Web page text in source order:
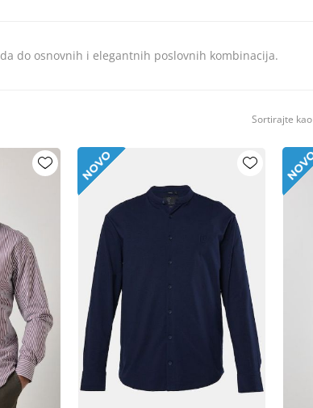
do osnovnih i elegantnih poslovnih kombinacija.
Sortirajte kao